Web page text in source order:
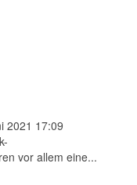
2021 17:09
vor allem eine...